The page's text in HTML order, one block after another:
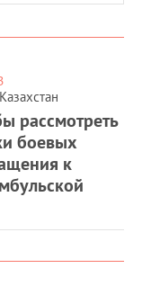
рассмотреть
боевых
к